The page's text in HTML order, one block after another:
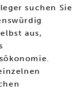
suchen Sie
aus,